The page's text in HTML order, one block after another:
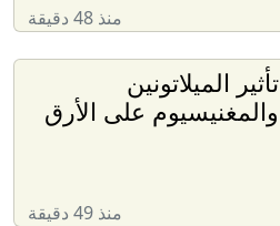
منذ 48 دقيقة
تأثير الميلاتونين
والمغنيسيوم على الأرق
منذ 49 دقيقة